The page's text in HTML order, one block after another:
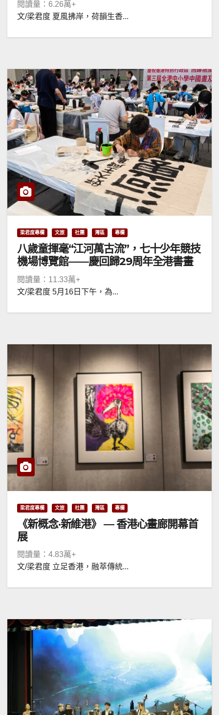
閱讀量：6.26萬+
文/梁君度 夏風拂岸，荷韻生香...
梁君度專欄 文旅 社團 灣區 專欄
八歲童揮毫“江河萬古流”，七十少年競技
機場博覽館——慶回歸29周年全港書畫
大賽燃動香江
閱讀量：11.33萬+
文/梁君度 5月16日下午，為...
梁君度專欄 文旅 社團 灣區 專欄
《新概念·新維港》 — 香港心畫廊開幕首
展
閱讀量：4.83萬+
文/梁君度 立足香港，融萃傳統...